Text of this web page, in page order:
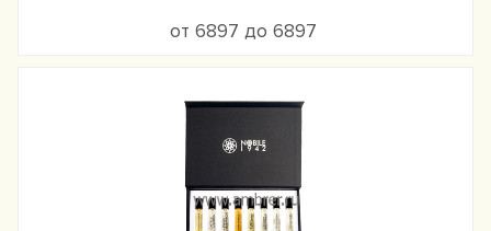
от 6897 до 6897